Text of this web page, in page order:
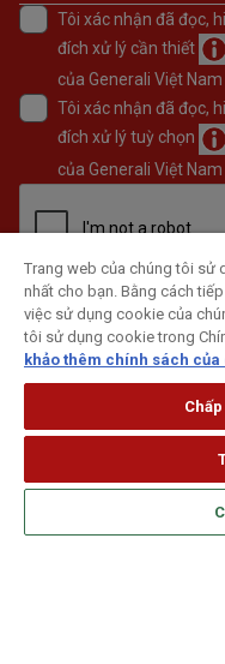
Tôi xác nhận đã đọc,
đích xử lý cần thiết
của Generali Việt Nam
Tôi xác nhận đã đọc,
đích xử lý tuỳ chọn
của Generali Việt Nam
Trang web của chúng tôi sử
nhất cho bạn. Bằng cách
việc sử dụng cookie của
tôi sử dụng cookie trong
khảo thêm chính sách